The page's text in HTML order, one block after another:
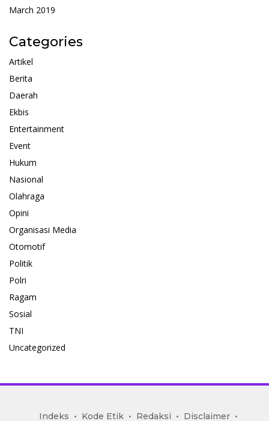
March 2019
Categories
Artikel
Berita
Daerah
Ekbis
Entertainment
Event
Hukum
Nasional
Olahraga
Opini
Organisasi Media
Otomotif
Politik
Polri
Ragam
Sosial
TNI
Uncategorized
mediakoran.com
Indeks Kode Etik Redaksi Disclaimer